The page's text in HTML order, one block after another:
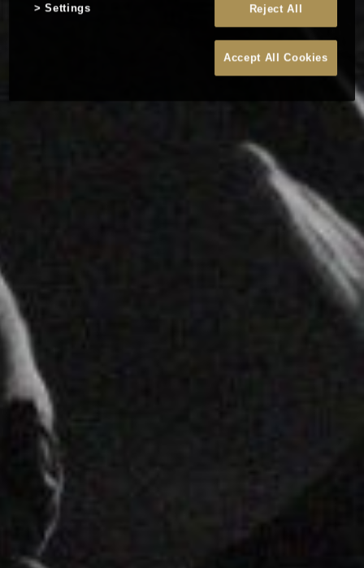
Reject All
Accept All Cookies
Settings